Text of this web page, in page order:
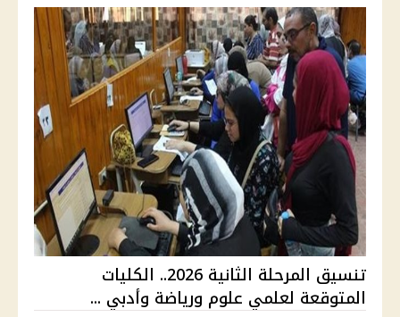
تنسيق المرحلة الثانية 2026.. الكليات
المتوقعة لعلمي علوم ورياضة وأدبي ...